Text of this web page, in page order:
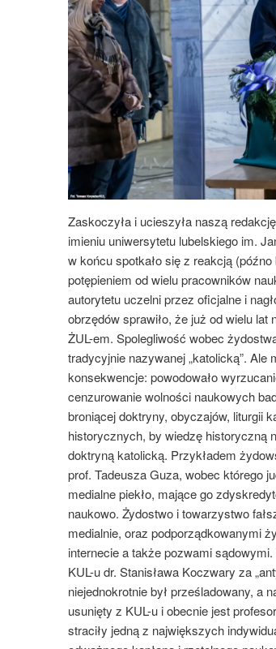
Zaskoczyła i ucieszyła naszą
imieniu uniwersytetu lubelskiego im.
w końcu spotkało się z reakcją
potępieniem od wielu pracowników
autorytetu uczelni przez oficjalne i
obrzędów sprawiło, że już od wielu
ŻUL-em. Spolegliwość wobec
tradycyjnie nazywanej „katolicką”.
konsekwencje: powodowało
cenzurowanie wolności naukowych
broniącej doktryny, obyczajów, liturgii
historycznych, by wiedzę historyczną
doktryną katolicką. Przykładem
prof. Tadeusza Guza, wobec którego
medialne piekło, mające go
naukowo. Żydostwo i towarzystwo
medialnie, oraz podporządkowanymi
internecie a także pozwami
KUL-u dr. Stanisława Koczwary za
niejednokrotnie był prześladowany, a
usunięty z KUL-u i obecnie jest
straciły jedną z największych